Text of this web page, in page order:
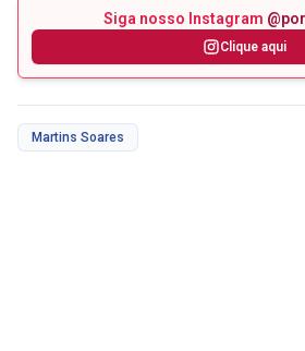
Siga nosso Instagram
Clique aqui
Martins Soares